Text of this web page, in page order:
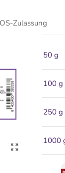
Zulassung
50 g
100 g
250 g
1000